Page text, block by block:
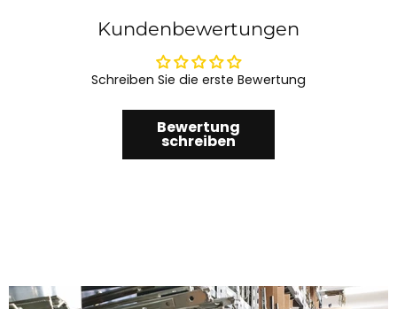
Kundenbewertungen
Schreiben Sie die erste Bewertung
Bewertung
schreiben